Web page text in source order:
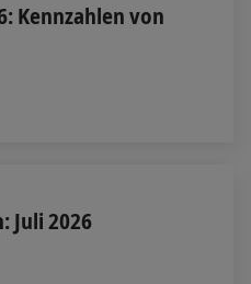
Kennzahlen von
Juli 2026